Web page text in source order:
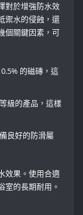
對於增強防水效
禦水的侵蝕，還
個關鍵因素，可
的磁磚，這
級的產品，這樣
良好的防滑屬
效果。使用合適
室的長期耐用。